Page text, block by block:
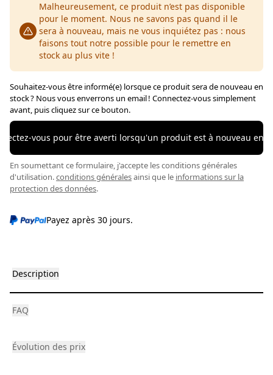
Malheureusement, ce produit n’est pas disponible
pour le moment. Nous ne savons pas quand il le
sera à nouveau, mais ne vous inquiétez pas : nous
faisons tout notre possible pour le remettre en
stock au plus vite !
Souhaitez-vous être informé(e) lorsque ce produit sera de nouveau en
stock ? Nous vous enverrons un email ! Connectez-vous simplement
avant, puis cliquez sur ce bouton.
vous pour être averti lorsqu'un produit est à nouveau en
En soumettant ce formulaire, j'accepte les conditions générales
d'utilisation.conditions généralesainsi que le informations sur la
protection des données.
Payez après 30 jours.
Description
FAQ
Évolution des prix